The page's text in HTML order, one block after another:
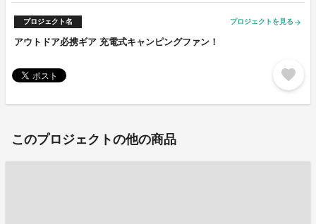
プロジェクト名 プロジェクトを見る arrow_forward
アウトドア必携ギア 充電式キャンピングファン！
favorite
このプロジェクトの他の商品